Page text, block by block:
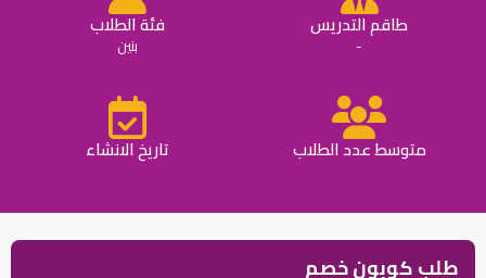
طاقم التدريس
-
فئة الطلاب
بنين
متوسط عدد الطلاب تاريخ الانشاء
طلب كوبون خصم